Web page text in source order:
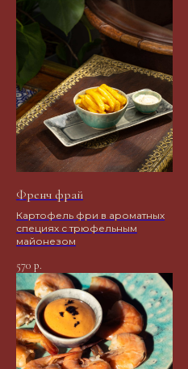
Френч фрай
Картофель фри в ароматных
специях с трюфельным
майонезом
570 р.